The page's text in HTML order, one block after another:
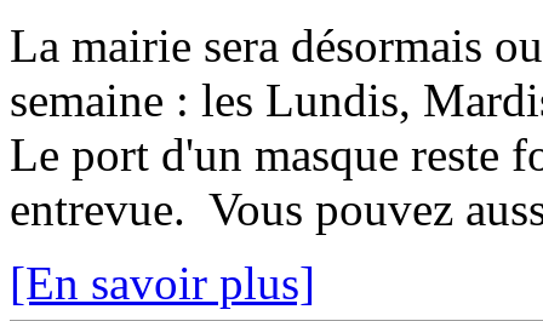
La mairie sera désormais
semaine : les Lundis,
Le port d'un masque reste
entrevue. Vous pouvez
[En savoir plus]